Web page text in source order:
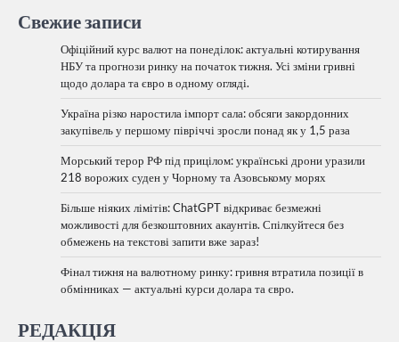
Свежие записи
Офіційний курс валют на понеділок: актуальні котирування
НБУ та прогнози ринку на початок тижня. Усі зміни гривні
щодо долара та євро в одному огляді.
Україна різко наростила імпорт сала: обсяги закордонних
закупівель у першому півріччі зросли понад як у 1,5 раза
Морський терор РФ під прицілом: українські дрони уразили
218 ворожих суден у Чорному та Азовському морях
Більше ніяких лімітів: ChatGPT відкриває безмежні
можливості для безкоштовних акаунтів. Спілкуйтеся без
обмежень на текстові запити вже зараз!
Фінал тижня на валютному ринку: гривня втратила позиції в
обмінниках — актуальні курси долара та євро.
РЕДАКЦІЯ